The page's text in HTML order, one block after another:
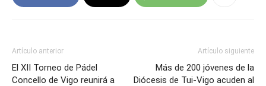
Artículo anterior
El XII Torneo de Pádel
Concello de Vigo reunirá a
Artículo siguiente
Más de 200 jóvenes de la
Diócesis de Tui-Vigo acuden al